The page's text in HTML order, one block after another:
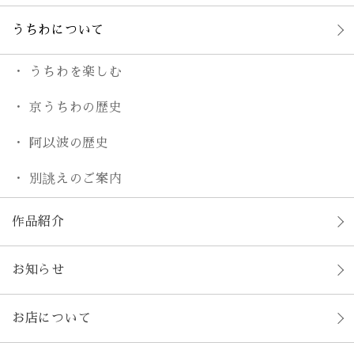
うちわについて
うちわを楽しむ
京うちわの歴史
阿以波の歴史
別誂えのご案内
作品紹介
お知らせ
お店について